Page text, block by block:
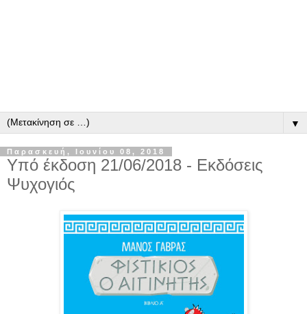
▼
Παρασκευή, Ιουνίου 08, 2018
Υπό έκδοση 21/06/2018 - Εκδόσεις
Ψυχογιός